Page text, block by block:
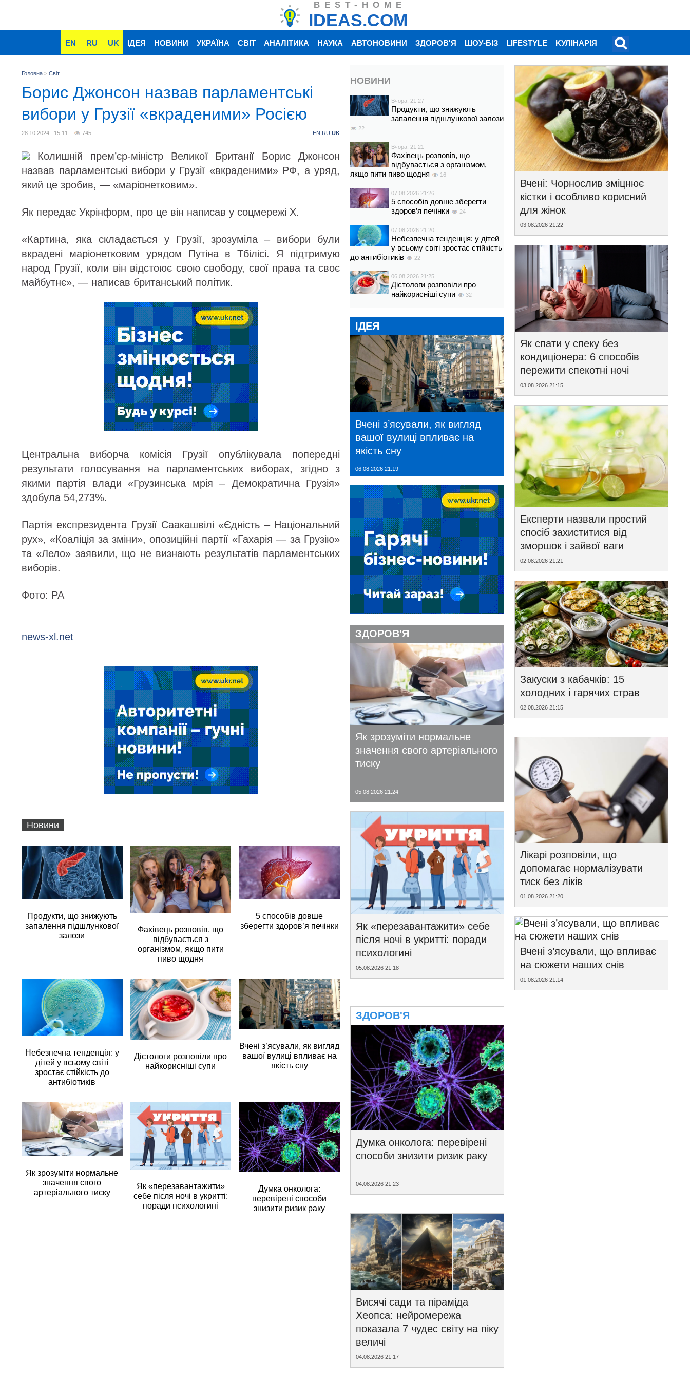
BEST-HOME
IDEAS.COM
EN RU UK ІДЕЯ НОВИНИ УКРАЇНА СВІТ АНАЛІТИКА НАУКА АВТОНОВИНИ ЗДОРОВ'Я ШОУ-БІЗ LIFESTYLE KУЛІНАРІЯ
Головна > Світ
Борис Джонсон назвав парламентські
вибори у Грузії «вкраденими» Росією
28.10.2024 15:11 745 EN RU UK
Колишній прем’єр-міністр Великої Британії Борис Джонсон
назвав парламентські вибори у Грузії «вкраденими» РФ, а уряд,
який це зробив, — «маріонетковим».
Як передає Укрінформ, про це він написав у соцмережі X.
«Картина, яка складається у Грузії, зрозуміла – вибори були
вкрадені маріонетковим урядом Путіна в Тбілісі. Я підтримую
народ Грузії, коли він відстоює свою свободу, свої права та своє
майбутнє», — написав британський політик.
Центральна виборча комісія Грузії опублікувала попередні
результати голосування на парламентських виборах, згідно з
якими партія влади «Грузинська мрія – Демократична Грузія»
здобула 54,273%.
Партія експрезидента Грузії Саакашвілі «Єдність – Національний
рух», «Коаліція за зміни», опозиційні партії «Гахарія — за Грузію»
та «Лело» заявили, що не визнають результатів парламентських
виборів.
Фото: РА
news-xl.net
Новини
Продукти, що знижують
запалення підшлункової
залози
Фахівець розповів, що
відбувається з
організмом, якщо пити
пиво щодня
5 способів довше
зберегти здоров’я печінки
Небезпечна тенденція: у
дітей у всьому світі
зростає стійкість до
антибіотиків
Дієтологи розповіли про
найкорисніші супи
Вчені з’ясували, як вигляд
вашої вулиці впливає на
якість сну
Як зрозуміти нормальне
значення свого
артеріального тиску
Як «перезавантажити»
себе після ночі в укритті:
поради психологині
Думка онколога:
перевірені способи
знизити ризик раку
НОВИНИ
Вчора, 21:27
Продукти, що знижують
запалення підшлункової залози
22
Вчора, 21:21
Фахівець розповів, що
відбувається з організмом,
якщо пити пиво щодня
16
07.08.2026 21:26
5 способів довше зберегти
здоров’я печінки
24
07.08.2026 21:20
Небезпечна тенденція: у дітей
у всьому світі зростає стійкість
до антибіотиків
22
06.08.2026 21:25
Дієтологи розповіли про
найкорисніші супи
32
ІДЕЯ
Вчені з’ясували, як вигляд
вашої вулиці впливає на
якість сну
06.08.2026 21:19
ЗДОРОВ'Я
Як зрозуміти нормальне
значення свого артеріального
тиску
05.08.2026 21:24
Як «перезавантажити» себе
після ночі в укритті: поради
психологині
05.08.2026 21:18
ЗДОРОВ'Я
Думка онколога: перевірені
способи знизити ризик раку
04.08.2026 21:23
Висячі сади та піраміда
Хеопса: нейромережа
показала 7 чудес світу на піку
величі
04.08.2026 21:17
Вчені: Чорнослив зміцнює
кістки і особливо корисний
для жінок
03.08.2026 21:22
Як спати у спеку без
кондиціонера: 6 способів
пережити спекотні ночі
03.08.2026 21:15
Експерти назвали простий
спосіб захиститися від
зморшок і зайвої ваги
02.08.2026 21:21
Закуски з кабачків: 15
холодних і гарячих страв
02.08.2026 21:15
Лікарі розповіли, що
допомагає нормалізувати
тиск без ліків
01.08.2026 21:20
Вчені з’ясували, що впливає
на сюжети наших снів
01.08.2026 21:14